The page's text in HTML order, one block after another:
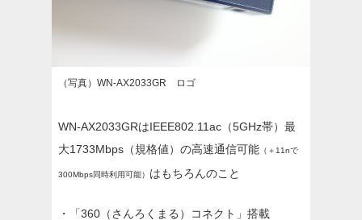
（写真）WN-AX2033GR ロゴ
WN-AX2033GRはIEEE802.11ac（5GHz帯）最
大1733Mbps（規格値）の高速通信可能 （＋11nで
300Mbps同時利用可能） はもちろんのこと
・「360（さんろくまる）コネクト」搭載